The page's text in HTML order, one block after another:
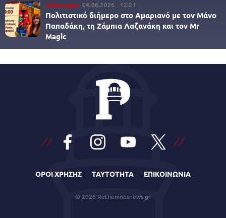
Πολιτισμός 04.08.2026 12:21
Πολιτιστικό διήμερο στο Αμαριανό με τον Μάνο
Παπαδάκη, τη Ζάμπια Λαζανάκη και τον Mr
Magic
ΟΡΟΙ ΧΡΗΣΗΣ ΤΑΥΤΟΤΗΤΑ ΕΠΙΚΟΙΝΩΝΙΑ
© 2026 Rethemnosnews.gr